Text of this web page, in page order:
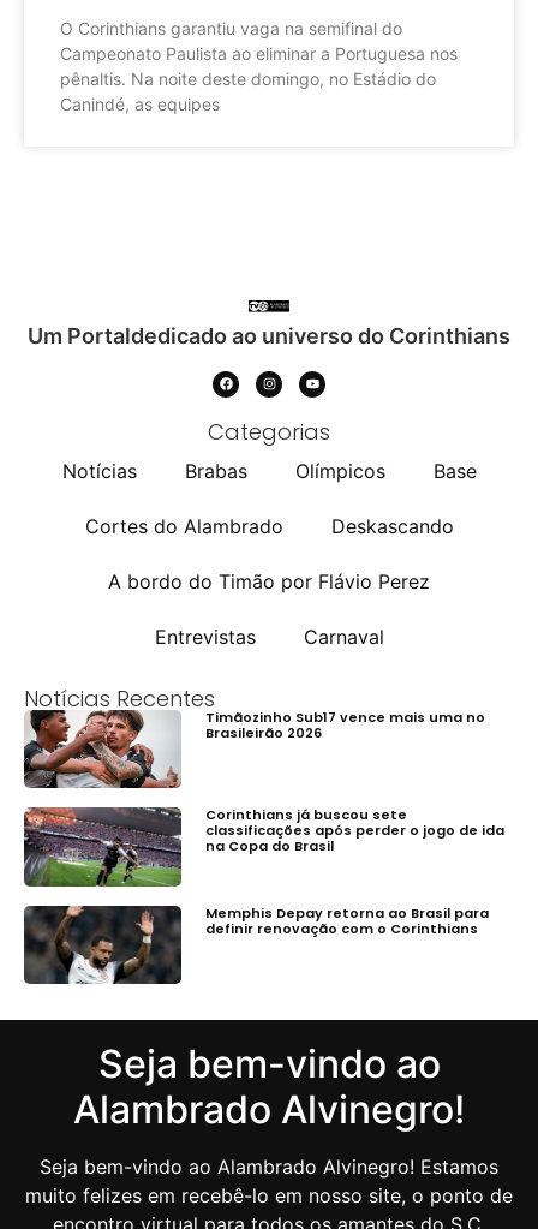
O Corinthians garantiu vaga na semifinal do
Campeonato Paulista ao eliminar a Portuguesa nos
pênaltis. Na noite deste domingo, no Estádio do
Canindé, as equipes
Um Portaldedicado ao universo do Corinthians
Categorias
Notícias Brabas Olímpicos Base
Cortes do Alambrado Deskascando
A bordo do Timão por Flávio Perez
Entrevistas Carnaval
Notícias Recentes
Timãozinho Sub17 vence mais uma no
Brasileirão 2026
Corinthians já buscou sete
classificações após perder o jogo de ida
na Copa do Brasil
Memphis Depay retorna ao Brasil para
definir renovação com o Corinthians
Seja bem-vindo ao
Alambrado Alvinegro!
Seja bem-vindo ao Alambrado Alvinegro! Estamos
muito felizes em recebê-lo em nosso site, o ponto de
encontro virtual para todos os amantes do S.C.